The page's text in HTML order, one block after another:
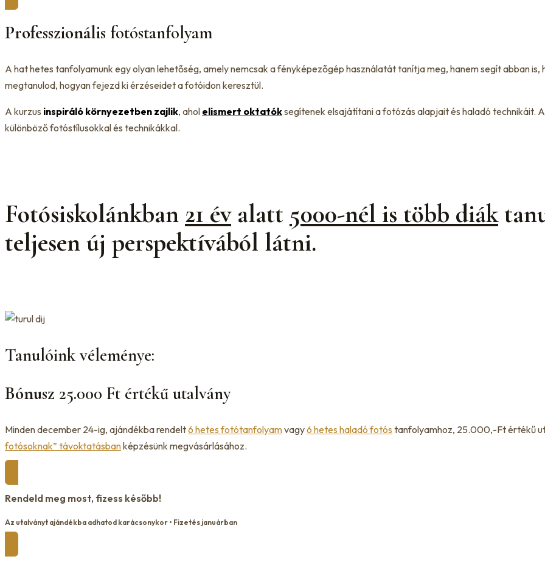
Professzionális fotóstanfolyam
A hat hetes tanfolyamunk egy olyan lehetőség, amely nemcsak a fényképezőgép használatát tanítja meg, hanem segít abban is,
megtanulod, hogyan fejezd ki érzéseidet a fotóidon keresztül.
A kurzus inspiráló környezetben zajlik, ahol elismert oktatóksegítenek elsajátítani a fotózás alapjait és haladó technikáit.
különböző fotóstílusokkal és technikákkal.
Fotósiskolánkban 21 évalatt 5000-nél is több diák
teljesen új perspektívából látni.
Tanulóink véleménye:
Bónusz 25.000 Ft értékű utalvány
Minden december 24-ig, ajándékba rendelt6 hetes fotótanfolyamvagy6 hetes haladó fotós tanfolyamhoz, 25.000,-Ft értékű
fotósoknak” távoktatásbanképzésünk megvásárlásához.
Rendeld meg most, fizess később!
Az utalványt ajándékba adhatod karácsonykor • Fizetés januárban